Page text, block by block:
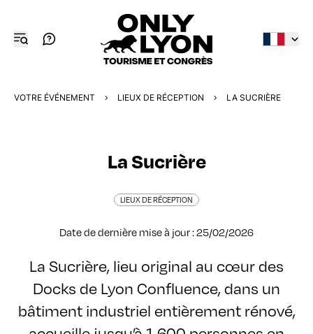
VOTRE ÉVÉNEMENT LIEUX DE RÉCEPTION LA SUCRIÈRE
La Sucrière
LIEUX DE RÉCEPTION
Date de dernière mise à jour : 25/02/2026
La Sucrière, lieu original au cœur des
Docks de Lyon Confluence, dans un
bâtiment industriel entièrement rénové,